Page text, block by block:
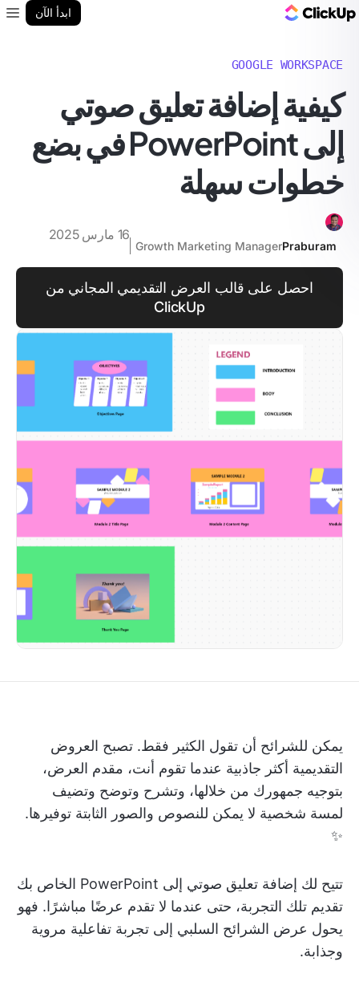
ابدأ الآن
GOOGLE WORKSPACE
كيفية إضافة تعليق صوتي
إلى PowerPoint في بضع
خطوات سهلة
Praburam
Growth Marketing Manager
16 مارس 2025
احصل على قالب العرض التقديمي المجاني من
ClickUp
يمكن للشرائح أن تقول الكثير فقط. تصبح العروض
التقديمية أكثر جاذبية عندما تقوم أنت، مقدم العرض،
بتوجيه جمهورك من خلالها، وتشرح وتوضح وتضيف
لمسة شخصية لا يمكن للنصوص والصور الثابتة توفيرها.
✨
تتيح لك إضافة تعليق صوتي إلى PowerPoint الخاص بك
تقديم تلك التجربة، حتى عندما لا تقدم عرضًا مباشرًا. فهو
يحول عرض الشرائح السلبي إلى تجربة تفاعلية مروية
وجذابة.